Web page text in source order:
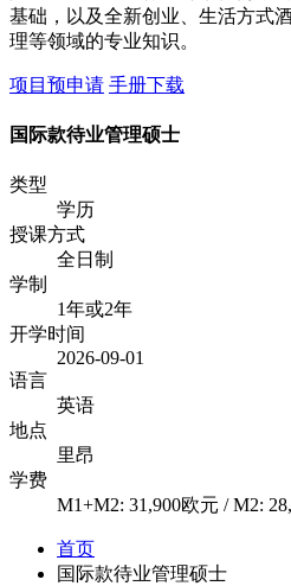
基础，以及全新创业、生活方式
理等领域的专业知识。
项目预申请 手册下载
国际款待业管理硕士
类型
学历
授课方式
全日制
学制
1年或2年
开学时间
2026-09-01
语言
英语
地点
里昂
学费
M1+M2: 31,900欧元 / M2:
首页
国际款待业管理硕士